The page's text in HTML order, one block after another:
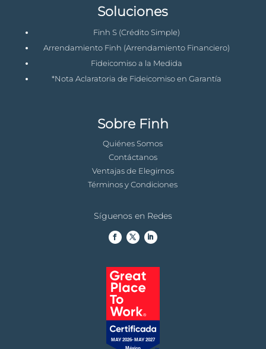
Soluciones
Finh S (Crédito Simple)
Arrendamiento Finh (Arrendamiento Financiero)
Fideicomiso a la Medida
*Nota Aclaratoria de Fideicomiso en Garantía
Sobre Finh
Quiénes Somos
Contáctanos
Ventajas de Elegirnos
Términos y Condiciones
Síguenos en Redes
MAY 2026-MAY 2027
México